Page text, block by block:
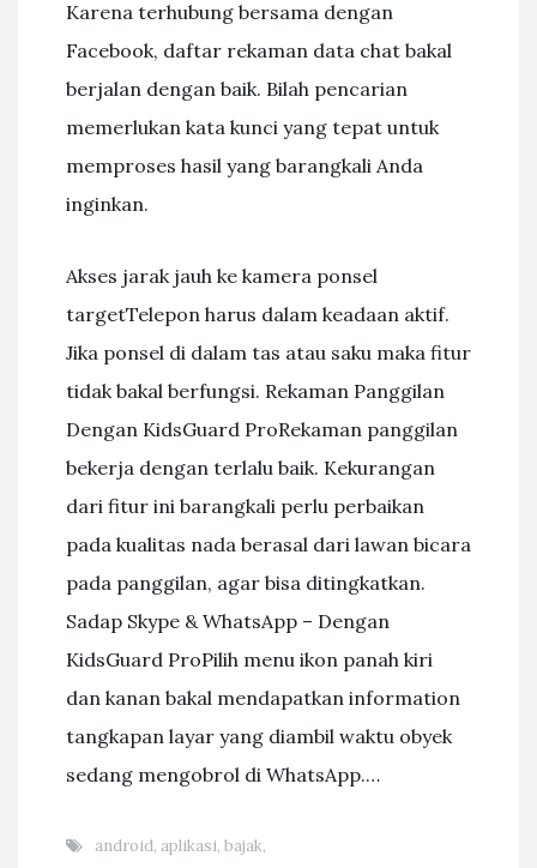
Karena terhubung bersama dengan
Facebook, daftar rekaman data chat bakal
berjalan dengan baik. Bilah pencarian
memerlukan kata kunci yang tepat untuk
memproses hasil yang barangkali Anda
inginkan.
Akses jarak jauh ke kamera ponsel
targetTelepon harus dalam keadaan aktif.
Jika ponsel di dalam tas atau saku maka fitur
tidak bakal berfungsi. Rekaman Panggilan
Dengan KidsGuard ProRekaman panggilan
bekerja dengan terlalu baik. Kekurangan
dari fitur ini barangkali perlu perbaikan
pada kualitas nada berasal dari lawan bicara
pada panggilan, agar bisa ditingkatkan.
Sadap Skype & WhatsApp – Dengan
KidsGuard ProPilih menu ikon panah kiri
dan kanan bakal mendapatkan information
tangkapan layar yang diambil waktu obyek
sedang mengobrol di WhatsApp.…
android, aplikasi, bajak,